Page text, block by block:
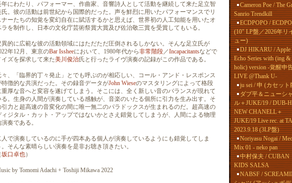
年にわたり、パフォーマー、作曲家、音響詩人として活動を継続して来た足立智
氏。彼の活動は前世紀から国際的だった。声を鮮烈に用いたパフォーマンスでリ
ナーたちの知覚を変幻自在に賦活するかと思えば、世界初の人工知能を用いたオ
ラを制作し、日本の文化庁芸術祭賞大賞及び佐治敬三賞を受賞してもいる。
異的に広範な彼の活動領域にはただただ圧倒されるしかない。そんな足立氏が
年12月、東京のBar Issheeにおいて、1980年代から非常階段／Incapacitantsなどで
イズを探求して来た美川俊治氏と行ったライヴ演奏の記録がこの作品である。
々、「臨界的丁々発止」とでも呼ぶのが相応しい、コール・アンド・レスポンス
特徴的な共演だった。その録音データがJohn Wieseのマスタリングによって格段
重厚な音へと変容を遂げてしまう。そこには、全く新しい音のバランスが現れて
る。生身の人間が演奏している感触が、音楽のいたる個所に引力を生み出す。そ
引力と超高速の音変化の間に唯一無二のパラドックスが生まれるのだ。超高速の
ィジタル・カット・アップではないかとさえ錯覚してしまうが、人間による物理
奏である。
人で演奏しているのに手が四本ある個人が演奏しているようにも錯覚してしま
。そんな素晴らしい演奏を是非お聴き頂きたい。
坂口卓也）
by Tomomi Adachi + Toshiji Mikawa 2022
Cameron Poe / The
Sanrio Trendkill
ECDPOPO /
(10" LP盤／2026年リ
ュー)
DJ HIKARU / Apple
Echo Series with (ing &
holic) version -覚醒申
LIVE @Thank U-
ju sei / 申 (カセット
ダブ平＆ニューシ
ル＋JUKE/19 / DUB-
NEW CHANELL＋
JUKE/19 Live rec. at
2023.9.18 (3LP盤)
Noriyasu Nogai /
Mix 01 - neko pan
中村保夫 / CUBAN
KIDS SALSA
NABSF /